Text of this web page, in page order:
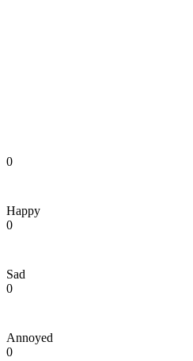
0
Happy
0
Sad
0
Annoyed
0